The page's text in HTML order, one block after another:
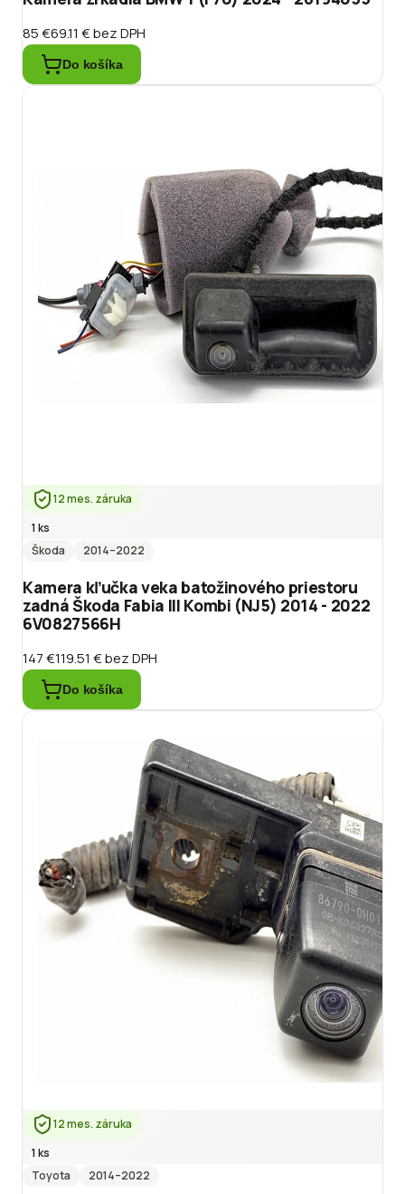
85 €69.11 €bez DPH
Do košíka
12 mes. záruka
1 ks
Škoda
2014–2022
Kamera kľučka veka batožinového priestoru
zadná Škoda Fabia III Kombi (NJ5) 2014 - 2022
6V0827566H
147 €119.51 €bez DPH
Do košíka
12 mes. záruka
1 ks
Toyota
2014–2022